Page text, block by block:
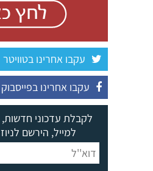
עקבו אחרינו בטוויטר
עקבו אחרינו בפייסבוק
לקבלת עדכוני
למייל, הירשם